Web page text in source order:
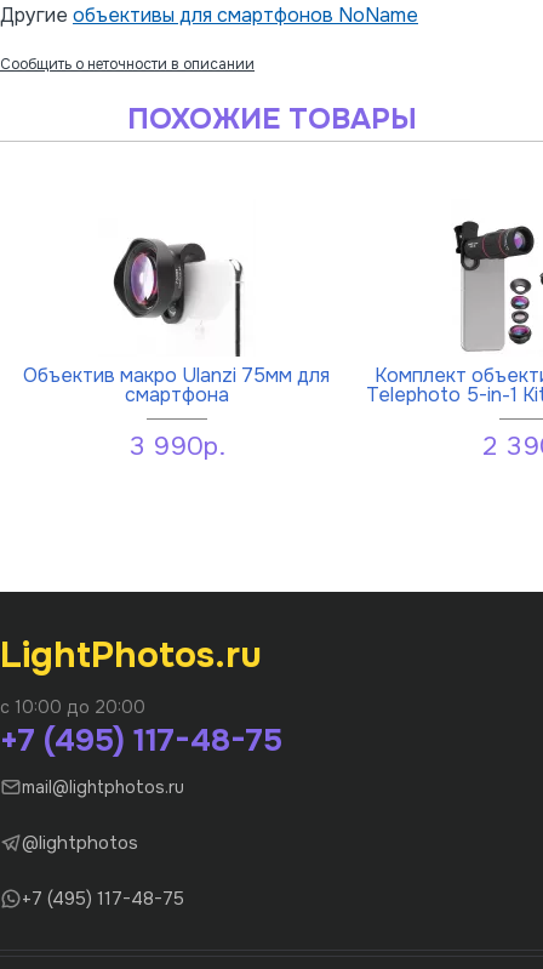
Другие объективы для смартфонов NoName
Сообщить о неточности в описании
ПОХОЖИЕ ТОВАРЫ
Объектив макро Ulanzi 75мм для
смартфона
3 990р.
Комплект
Telephoto 5-in-1
2
LightPhotos.ru
с 10:00 до 20:00
+7 (495) 117-48-75
mail@lightphotos.ru
@lightphotos
+7 (495) 117-48-75